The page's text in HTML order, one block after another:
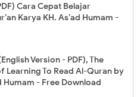
Cara Cepat Belajar
Karya KH. As’ad Humam -
Version - PDF), The
Learning To Read Al-Quran by
Humam - Free Download